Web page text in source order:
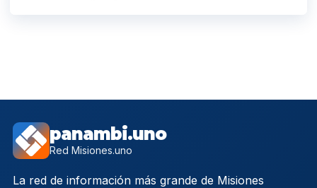
panambi.uno
Red Misiones.uno
La red de información más grande de Misiones